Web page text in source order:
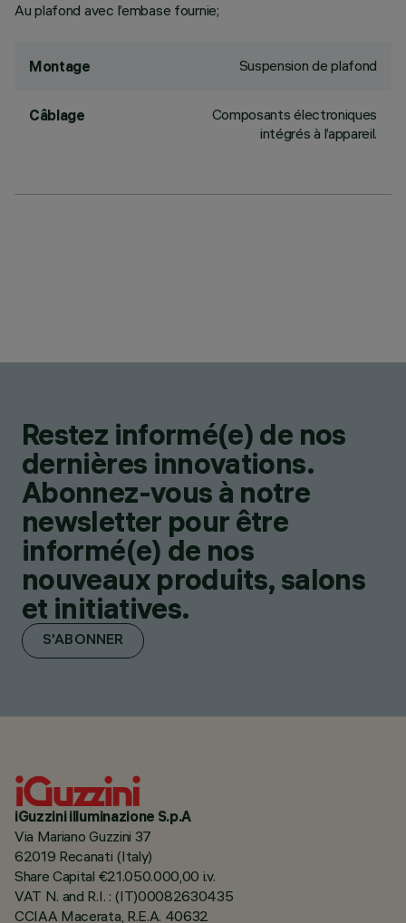
Au plafond avec l’embase fournie;
Montage Suspension de plafond
Câblage
Composants électroniques
intégrés à l’appareil.
Restez informé(e) de nos
dernières innovations.
Abonnez-vous à notre
newsletter pour être
informé(e) de nos
nouveaux produits, salons
et initiatives.
S'ABONNER
iGuzzini illuminazione S.p.A
Via Mariano Guzzini 37
62019 Recanati (Italy)
Share Capital €21.050.000,00 i.v.
VAT N. and R.I. : (IT)00082630435
CCIAA Macerata, R.E.A. 40632